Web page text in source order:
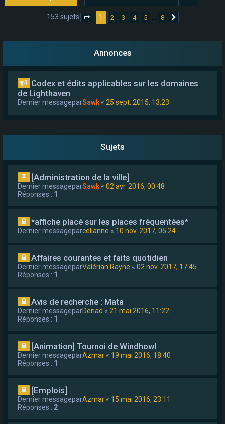
153 sujets Page sur8
1 2 3 4 5 … 8
Annonces
Codex et édits applicables sur les domaines
de Lighthaven
Dernier messageparSawk « 25 sept. 2015, 13:23
Sujets
[Administration de la ville]
Dernier messageparSawk « 02 avr. 2016, 00:48
Réponses : 1
*affiche placé sur les places fréquentées*
Dernier messageparcelianne « 10 nov. 2017, 05:24
Affaires courantes et faits quotidien
Dernier messageparValérian Rayne « 02 nov. 2017, 17:45
Réponses : 1
Avis de recherche : Mata
Dernier messageparDenad « 21 mai 2016, 11:22
Réponses : 1
[Animation] Tournoi de Windhowl
Dernier messageparAzmar « 19 mai 2016, 18:40
Réponses : 1
[Emplois]
Dernier messageparAzmar « 15 mai 2016, 23:11
Réponses : 2